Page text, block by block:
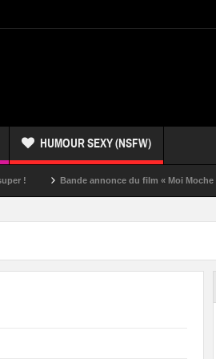
HUMOUR SEXY (NSFW)
Bande annonce du film « Moi Moche et Méchant